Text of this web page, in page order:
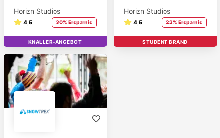
Horizn Studios
4,5 30% Ersparnis
STUDENT BRAND
KNALLER-ANGEBOT
Horizn Studios
4,5 22% Ersparnis
STUDENT BRAND